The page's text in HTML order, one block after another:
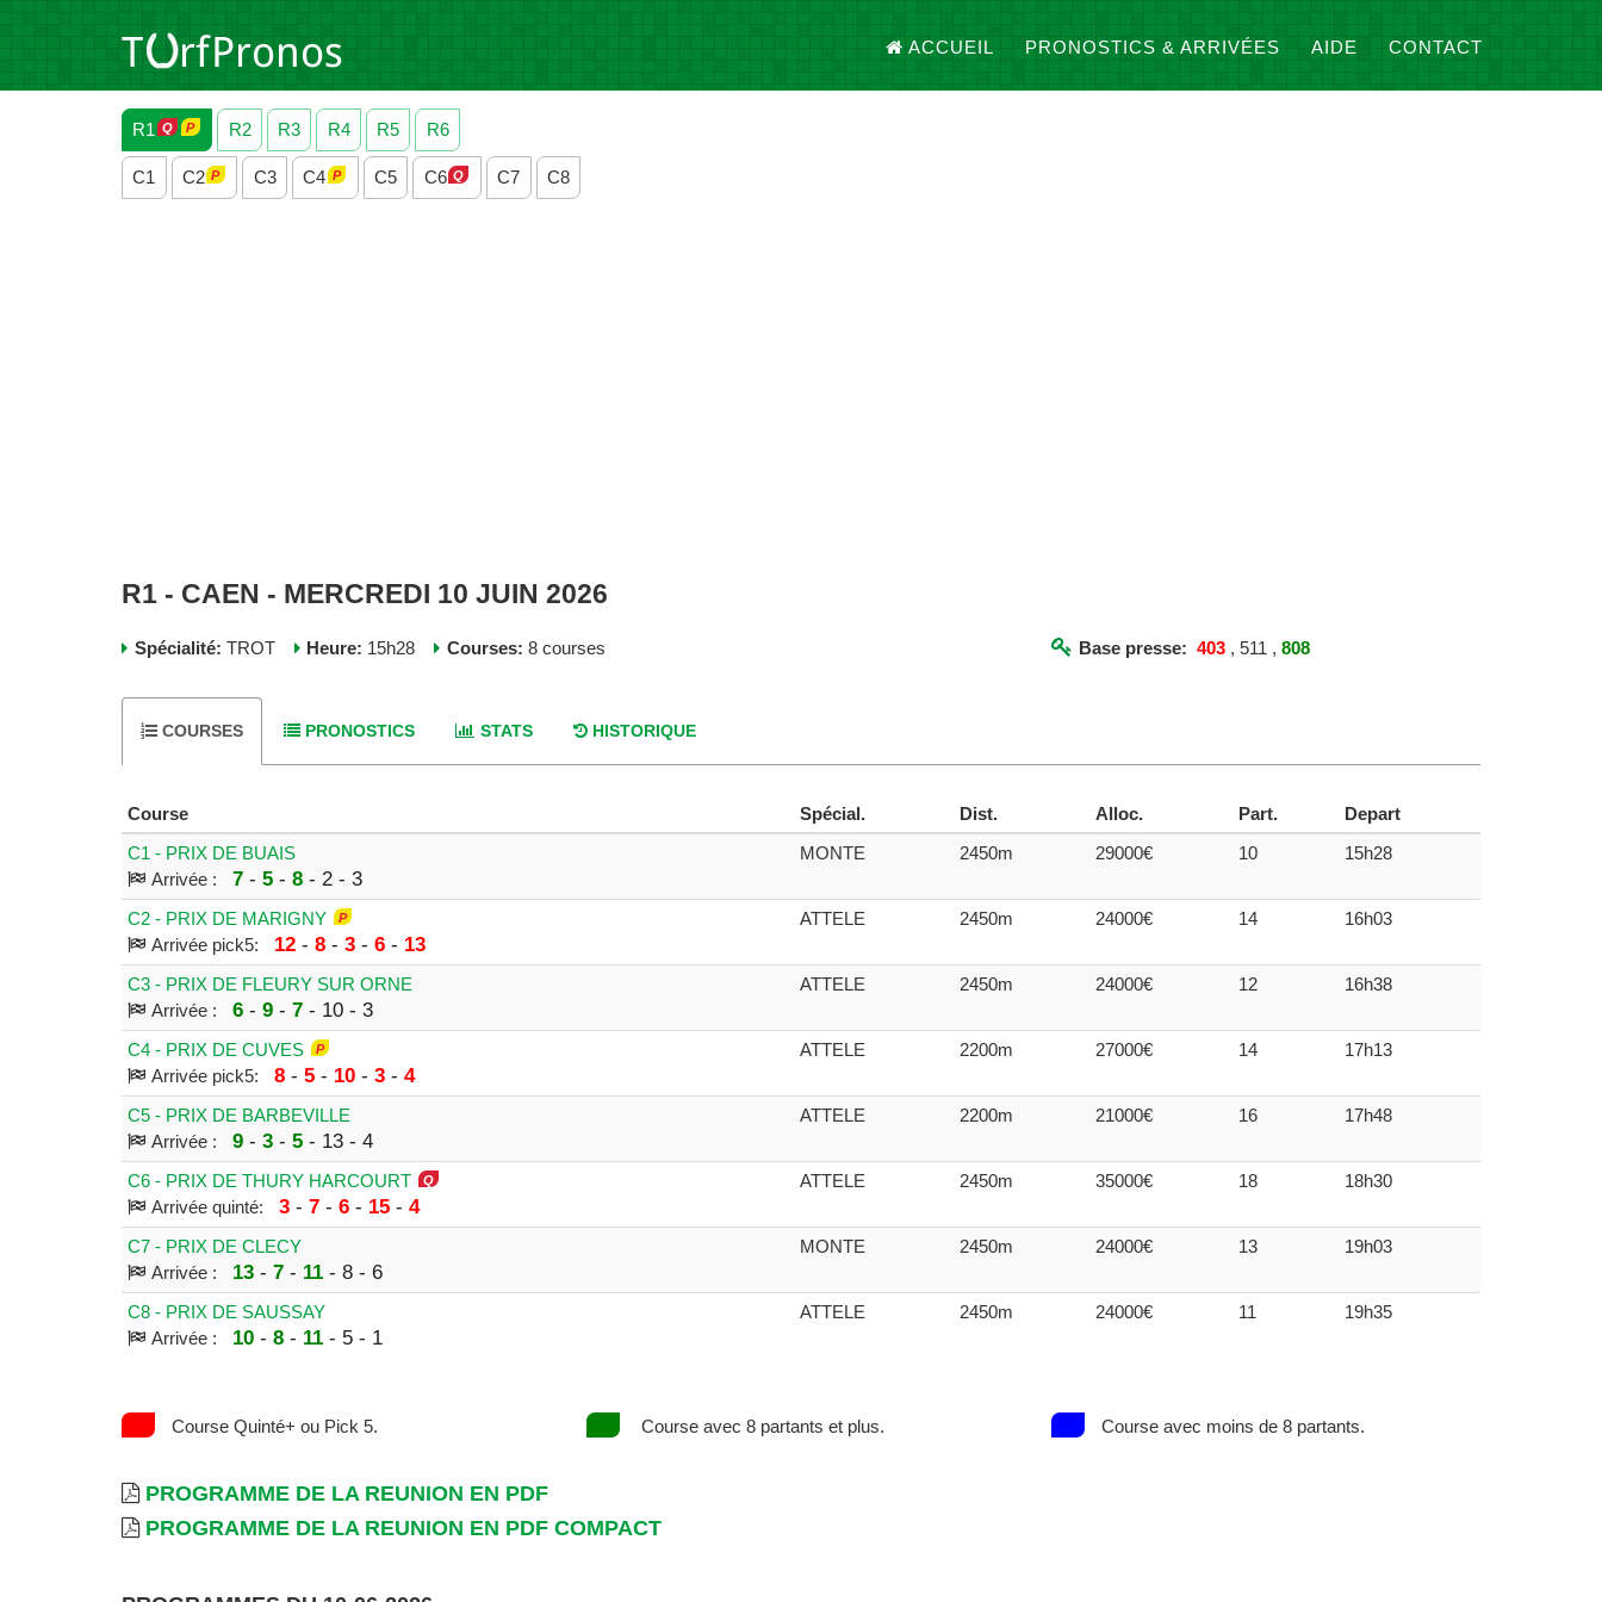
ACCUEIL PRONOSTICS & ARRIVÉES AIDE CONTACT
R1 R2 R3 R4 R5 R6
C1 C2 C3 C4 C5 C6 C7 C8
R1 - CAEN - MERCREDI 10 JUIN 2026
Spécialité: TROT Heure: 15h28 Courses: 8 courses Base presse: 403 , 511 ,808
COURSES PRONOSTICS STATS HISTORIQUE
Course Spécial. Dist. Alloc. Part.
Depart
C1 - PRIX DE BUAIS
Arrivée :
7- 5- 8- 2 - 3
MONTE 2450m 29000€ 10 15h28
C2 - PRIX DE MARIGNY
Arrivée pick5:
12- 8- 3- 6- 13
ATTELE 2450m 24000€ 14 16h03
C3 - PRIX DE FLEURY SUR ORNE
Arrivée :
6- 9- 7- 10 - 3
ATTELE 2450m 24000€ 12 16h38
C4 - PRIX DE CUVES
Arrivée pick5:
8- 5- 10- 3- 4
ATTELE 2200m 27000€ 14 17h13
C5 - PRIX DE BARBEVILLE
Arrivée :
9- 3- 5- 13 - 4
ATTELE 2200m 21000€ 16 17h48
C6 - PRIX DE THURY HARCOURT
Arrivée quinté:
3- 7- 6- 15- 4
ATTELE 2450m 35000€ 18 18h30
C7 - PRIX DE CLECY
Arrivée :
13- 7- 11- 8 - 6
MONTE 2450m 24000€ 13 19h03
C8 - PRIX DE SAUSSAY
Arrivée :
10- 8- 11- 5 - 1
ATTELE 2450m 24000€ 11 19h35
Course Quinté+ ou Pick 5. Course avec 8 partants et plus. Course avec moins de 8 partants.
PROGRAMME DE LA REUNION EN PDF
PROGRAMME DE LA REUNION EN PDF COMPACT